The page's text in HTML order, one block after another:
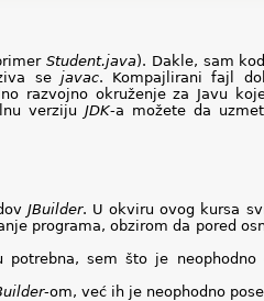
Student.java). Dakle, sam
se javac. Kompajlirani fajl
razvojno okruženje za Javu
verziju JDK-a možete da
JBuilder. U okviru ovog kursa
programa, obzirom da pored
potrebna, sem što je neophodno
-om, već ih je neophodno